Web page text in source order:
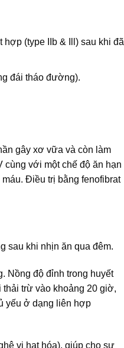
hợp (type IIb & Ill) sau khi đã
đái tháo đường).
gây xơ vữa và còn làm
cùng với một chế độ ăn hạn
Điều trị bằng fenofibrat
sau khi nhịn ăn qua đêm.
Nồng độ đỉnh trong huyết
trừ vào khoảng 20 giờ,
yếu ở dạng liên hợp
vi hạt hóa), giúp cho sự